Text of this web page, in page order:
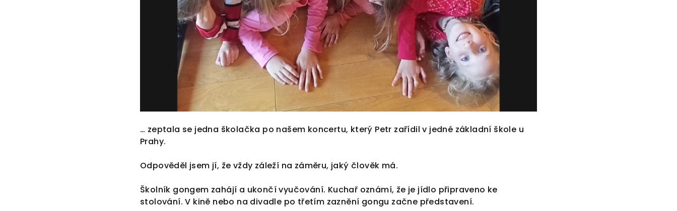
… zeptala se jedna školačka po našem koncertu, který Petr zařídil v jedné základní škole u
Prahy.
Odpověděl jsem jí, že vždy záleží na záměru, jaký člověk má.
Školník gongem zahájí a ukončí vyučování. Kuchař oznámí, že je jídlo připraveno ke
stolování. V kině nebo na divadle po třetím zaznění gongu začne představení.